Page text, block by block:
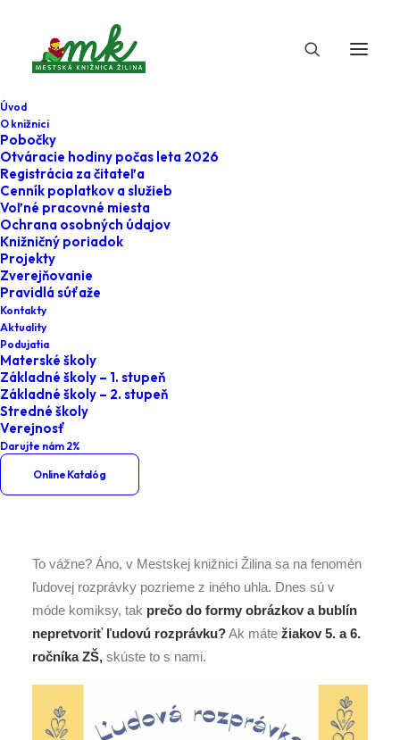
Úvod
O knižnici
Pobočky
Otváracie hodiny počas leta 2026
Registrácia za čitateľa
Cenník poplatkov a služieb
Voľné pracovné miesta
Ochrana osobných údajov
Knižničný poriadok
Projekty
Zverejňovanie
Pravidlá súťaže
Kontakty
Aktuality
Podujatia
Materské školy
Základné školy – 1. stupeň
Základné školy – 2. stupeň
Stredné školy
Verejnosť
Darujte nám 2%
Online Katalóg
Ľudová rozprávka
Home
Podujatia
Základné školy - 2. stupeň
To vážne? Áno, v Mestskej knižnici Žilina sa na fenomén
ľudovej rozprávky pozrieme z iného uhla. Dnes sú v
móde komiksy, tak prečo do formy obrázkov a bublín
nepretvoriť ľudovú rozprávku?Ak máte žiakov 5. a 6.
ročníka ZŠ, skúste to s nami.